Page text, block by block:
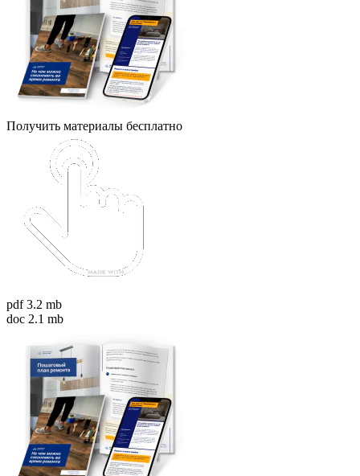
Получить материалы бесплатно
pdf 3.2 mb
doc 2.1 mb